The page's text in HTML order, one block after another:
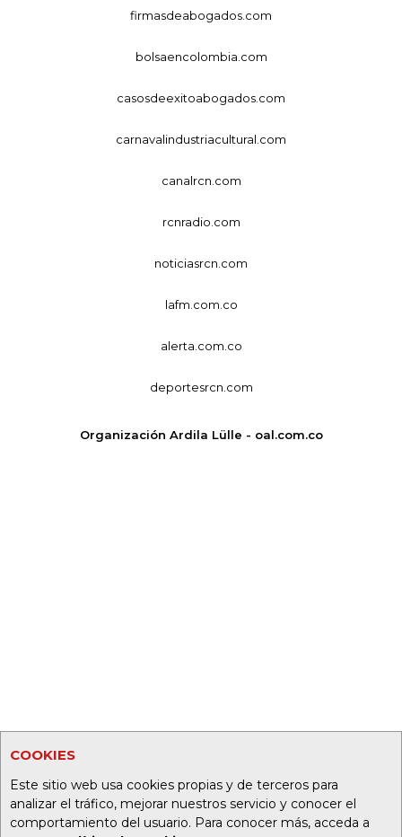
COOKIES
Este sitio web usa cookies propias y de terceros para
analizar el tráfico, mejorar nuestros servicio y conocer el
comportamiento del usuario. Para conocer más, acceda a
firmasdeabogados.com
bolsaencolombia.com
casosdeexitoabogados.com
carnavalindustriacultural.com
canalrcn.com
rcnradio.com
noticiasrcn.com
lafm.com.co
alerta.com.co
deportesrcn.com
Organización Ardila Lülle - oal.com.co